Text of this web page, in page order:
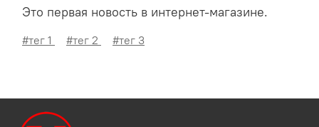
Это первая новость в интернет-магазине.
#тег 1 #тег 2 #тег 3